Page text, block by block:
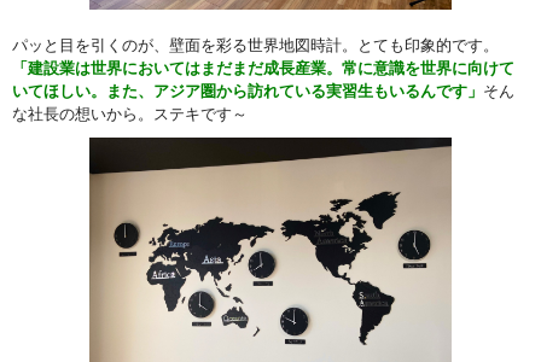
パッと目を引くのが、壁面を彩る世界地図時計。とても印象的です。
「建設業は世界においてはまだまだ成長産業。常に意識を世界に向けて
いてほしい。また、アジア圏から訪れている実習生もいるんです」 そん
な社長の想いから。ステキです～